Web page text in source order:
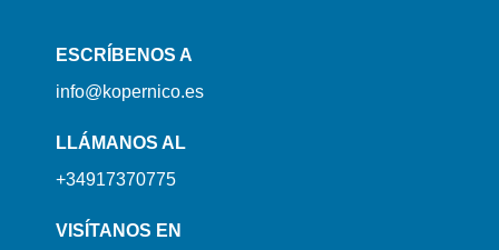
ESCRÍBENOS A
info@kopernico.es
LLÁMANOS AL
+34917370775
VISÍTANOS EN